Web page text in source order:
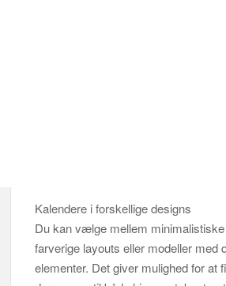
Kalendere i forskellige designs
Du kan vælge mellem
farverige layouts eller modeller med
elementer. Det giver mulighed for at